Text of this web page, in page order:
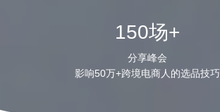
150场+
分享峰会
影响50万+跨境电商人的选品技巧